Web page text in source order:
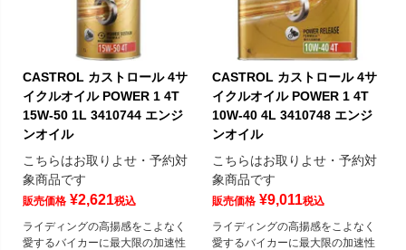
CASTROL カストロール 4サ
イクルオイル POWER 1 4T
15W-50 1L 3410744 エンジ
ンオイル
こちらはお取りよせ・予約対
象商品です
販売価格 ¥2,621税込
ライディングの高揚感をこよなく
愛するバイカーに最大限の加速性
CASTROL カストロール 4サ
イクルオイル POWER 1 4T
10W-40 4L 3410748 エンジ
ンオイル
こちらはお取りよせ・予約対
象商品です
販売価格 ¥9,011税込
ライディングの高揚感をこよなく
愛するバイカーに最大限の加速性